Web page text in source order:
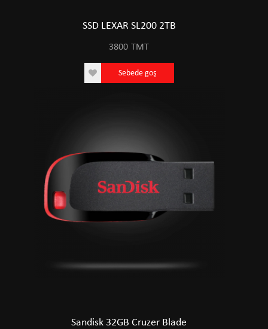
SSD LEXAR SL200 2TB
3800 TMT
Sebede goş
Sandisk 32GB Cruzer Blade